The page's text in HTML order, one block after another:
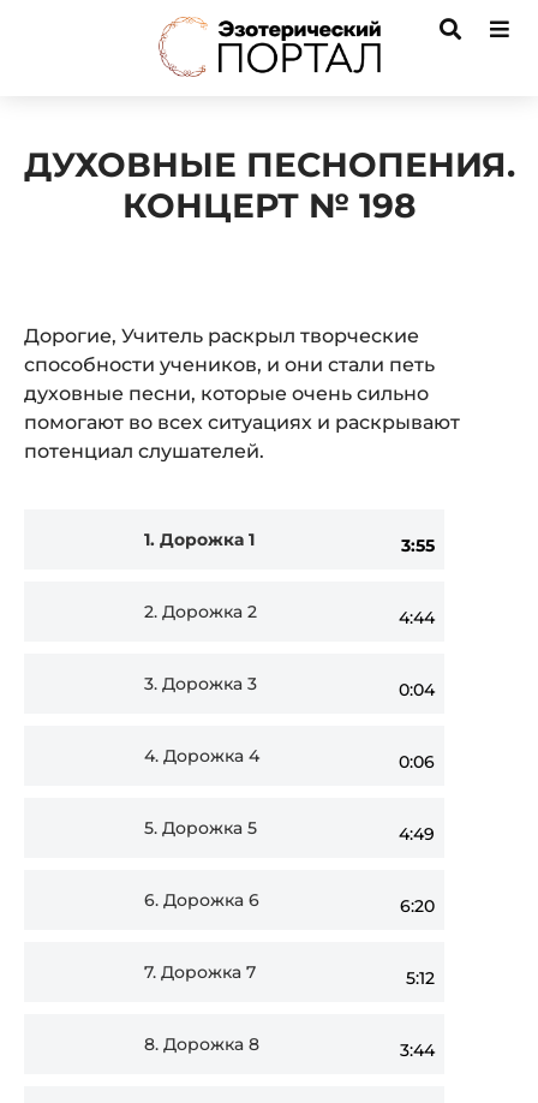
ДУХОВНЫЕ ПЕСНОПЕНИЯ.
КОНЦЕРТ № 198
Дорогие, Учитель раскрыл творческие
способности учеников, и они стали петь
духовные песни, которые очень сильно
помогают во всех ситуациях и раскрывают
потенциал слушателей.
1. Дорожка 1 3:55
2. Дорожка 2 4:44
3. Дорожка 3 0:04
4. Дорожка 4 0:06
5. Дорожка 5 4:49
6. Дорожка 6 6:20
7. Дорожка 7 5:12
8. Дорожка 8 3:44